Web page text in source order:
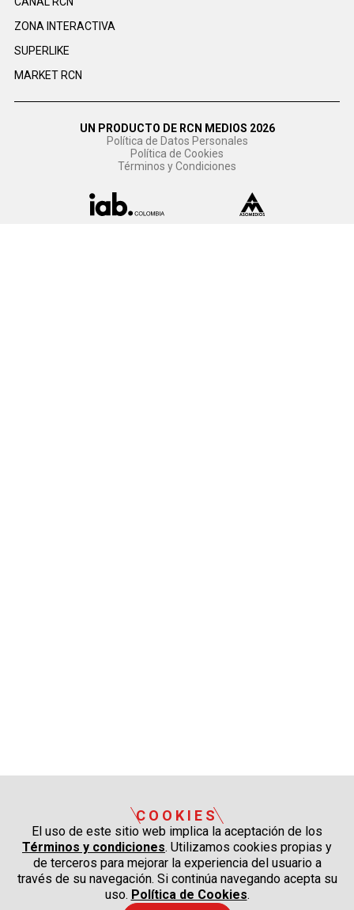
ZONA INTERACTIVA
SUPERLIKE
MARKET RCN
UN PRODUCTO DE RCN MEDIOS 2026
Política de Datos Personales
Política de Cookies
Términos y Condiciones
COOKIES
El uso de este sitio web implica la aceptación de los
Términos y condiciones. Utilizamos cookies propias y
de terceros para mejorar la experiencia del usuario a
través de su navegación. Si continúa navegando acepta su
uso. Política de Cookies.